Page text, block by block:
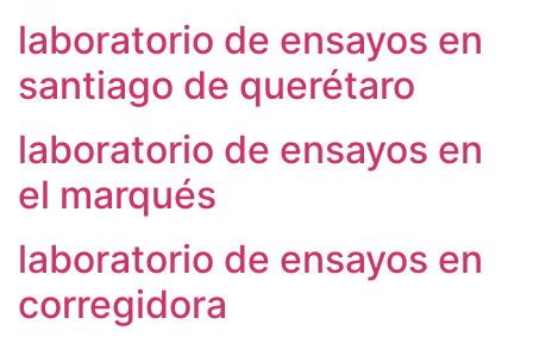
laboratorio de ensayos en
santiago de querétaro
laboratorio de ensayos en
el marqués
laboratorio de ensayos en
corregidora